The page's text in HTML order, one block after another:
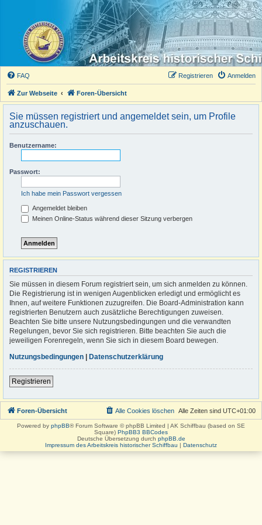
FAQ Anmelden
Registrieren
Zur Webseite Foren-Übersicht
Sie müssen registriert und angemeldet sein, um Profile
anzuschauen.
Benutzername:
Passwort:
Ich habe mein Passwort vergessen
Angemeldet bleiben
Meinen Online-Status während dieser Sitzung verbergen
REGISTRIEREN
Sie müssen in diesem Forum registriert sein, um sich anmelden zu können.
Die Registrierung ist in wenigen Augenblicken erledigt und ermöglicht es
Ihnen, auf weitere Funktionen zuzugreifen. Die Board-Administration kann
registrierten Benutzern auch zusätzliche Berechtigungen zuweisen.
Beachten Sie bitte unsere Nutzungsbedingungen und die verwandten
Regelungen, bevor Sie sich registrieren. Bitte beachten Sie auch die
jeweiligen Forenregeln, wenn Sie sich in diesem Board bewegen.
Nutzungsbedingungen | Datenschutzerklärung
Registrieren
Foren-Übersicht Alle Zeiten sind UTC+01:00
Alle Cookies löschen
Powered by phpBB® Forum Software © phpBB Limited | AK Schiffbau (based on SE
Square) PhpBB3 BBCodes
Deutsche Übersetzung durch phpBB.de
Impressum des Arbeitskreis historischer Schiffbau | Datenschutz